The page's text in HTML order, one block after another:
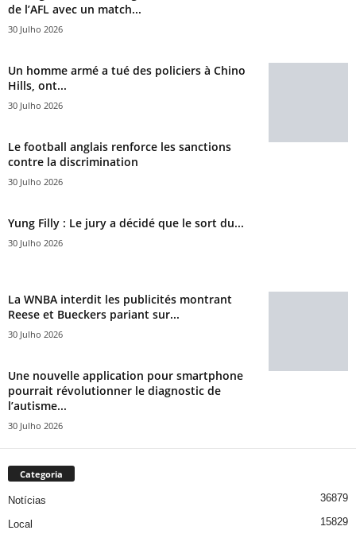
de l’AFL avec un match...
30 Julho 2026
Un homme armé a tué des policiers à Chino
Hills, ont...
30 Julho 2026
Le football anglais renforce les sanctions
contre la discrimination
30 Julho 2026
Yung Filly : Le jury a décidé que le sort du...
30 Julho 2026
La WNBA interdit les publicités montrant
Reese et Bueckers pariant sur...
30 Julho 2026
Une nouvelle application pour smartphone
pourrait révolutionner le diagnostic de
l’autisme...
30 Julho 2026
Categoria
Notícias 36879
Local 15829